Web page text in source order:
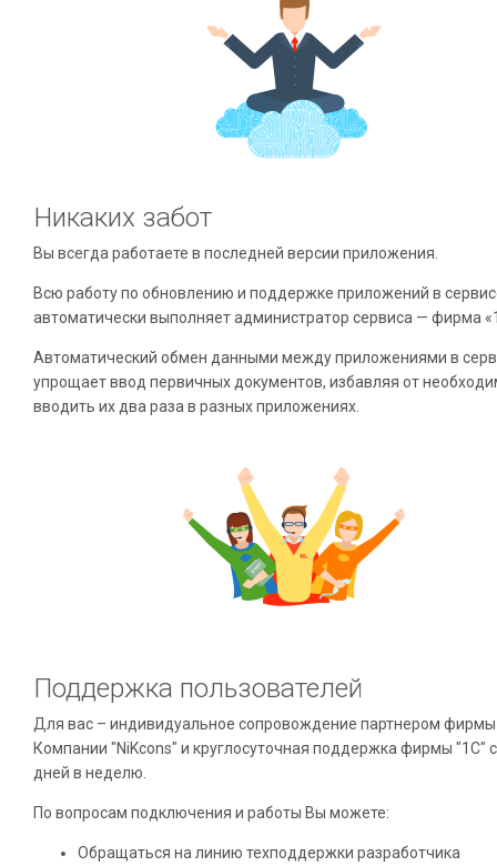
Никаких забот
Вы всегда работаете в последней версии приложения.
Всю работу по обновлению и поддержке приложений в
автоматически выполняет администратор сервиса — фирма
Автоматический обмен данными между приложениями в
упрощает ввод первичных документов, избавляя от
вводить их два раза в разных приложениях.
Поддержка пользователей
Для вас – индивидуальное сопровождение партнером
Компании "NiKcons" и круглосуточная поддержка фирмы "1С"
дней в неделю.
По вопросам подключения и работы Вы можете:
Обращаться на линию техподдержки разработчика